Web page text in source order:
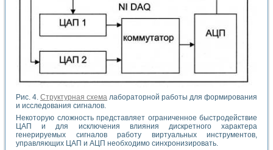
Рис. 4. Структурная схема лабораторной работы для формирования
и исследования сигналов.
Некоторую сложность представляет ограниченное быстродействие
ЦАП и для исключения влияния дискретного характера
генерируемых сигналов работу виртуальных инструментов,
управляющих ЦАП и АЦП необходимо синхронизировать.